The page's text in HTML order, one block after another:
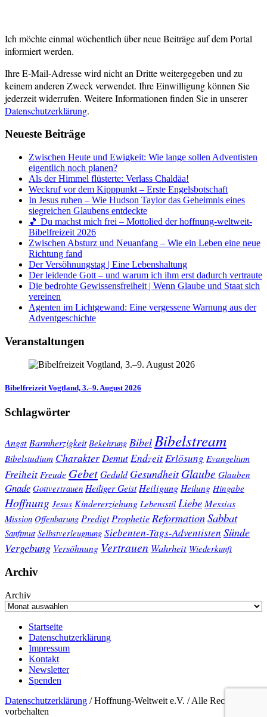
Ich möchte einmal wöchentlich über neue Beiträge auf dem Portal
informiert werden.
Ihre E-Mail-Adresse wird nicht an Dritte weitergegeben und zu
keinem anderen Zweck verwendet. Ihre Einwilligung können Sie
jederzeit widerrufen. Weitere Informationen finden Sie in unserer
Datenschutzerklärung.
Neueste Beiträge
Zwischen Heute und Ewigkeit: Wie lange sollen Adventisten
eigentlich noch planen?
Als der Himmel flüsterte: Verlass Chaldäa!
Weckruf vor dem Kipppunkt – Erste Engelsbotschaft
In Jesus ruhen – Wie Hudson Taylor das Geheimnis eines
siegreichen Glaubens entdeckte
🎵 Du machst mich frei – Mottolied der hoffnung-weltweit-
Bibelfreizeit 2026
Zwischen Absturz und Neuanfang – Wie ein Leben eine neue
Richtung fand
Der Versöhnungstag | Eine Lebenshaltung
Der leidende Gott – und warum ich ihm erst dadurch vertraute
Die bedrohte Gewissensfreiheit | Wenn Glaube und Staat sich
vereinen
Agenten im Lichtgewand: Eine vergessene Warnung aus der
Adventgeschichte
Veranstaltungen
Bibelfreizeit Vogtland, 3.–9. August 2026
Schlagwörter
Angst Barmherzigkeit Bekehrung Bibel Bibelstream
Bibelstudium Charakter Demut EndzeitErlösung Evangelium
Freiheit Freude GebetGeduld Gesundheit Glaube Glauben
Gnade Gottvertrauen Heiliger Geist Heiligung Heilung Hingabe
Hoffnung Jesus Kindererziehung Lebensstil Liebe Messias
Mission Offenbarung Predigt Prophetie ReformationSabbat
Sanftmut Selbstverleugnung Siebenten-Tags-Adventisten Sünde
Vergebung Versöhnung Vertrauen Wahrheit Wiederkunft
Archiv
Archiv
Startseite
Datenschutzerklärung
Impressum
Kontakt
Newsletter
Spenden
Datenschutzerklärung / Hoffnung-Weltweit e.V. / Alle Rechte
vorbehalten